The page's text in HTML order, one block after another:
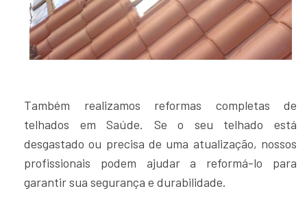
Também realizamos reformas completas de
telhados em Saúde. Se o seu telhado está
desgastado ou precisa de uma atualização, nossos
profissionais podem ajudar a reformá-lo para
garantir sua segurança e durabilidade.